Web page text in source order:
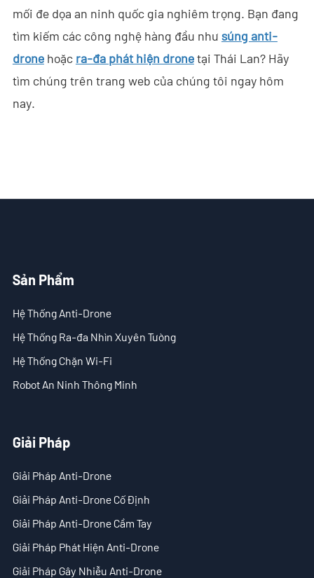
mối đe dọa an ninh quốc gia nghiêm trọng. Bạn đang
tìm kiếm các công nghệ hàng đầu như súng anti-
dronehoặc ra-đa phát hiện dronetại Thái Lan? Hãy
tìm chúng trên trang web của chúng tôi ngay hôm
nay.
Sản Phẩm
Hệ Thống Anti-Drone
Hệ Thống Ra-đa Nhìn Xuyên Tường
Hệ Thống Chặn Wi-Fi
Robot An Ninh Thông Minh
Giải Pháp
Giải Pháp Anti-Drone
Giải Pháp Anti-Drone Cố Định
Giải Pháp Anti-Drone Cầm Tay
Giải Pháp Phát Hiện Anti-Drone
Giải Pháp Gây Nhiễu Anti-Drone